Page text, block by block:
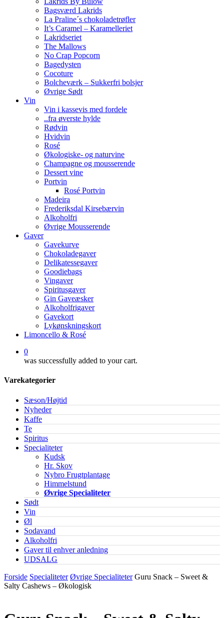
Bagsværd Lakrids
La Praline´s chokoladetrøfler
It’s Caramel – Karamelleriet
Lakridseriet
The Mallows
No Crap Popcorn
Bagedysten
Cocoture
Bolcheværk – Sukkerfri bolsjer
Øvrige Sødt
Vin
Vin i kassevis med fordele
..fra øverste hylde
Rødvin
Hvidvin
Rosé
Økologiske- og naturvine
Champagne og mousserende
Dessert vine
Portvin
Rosé Portvin
Madeira
Frederiksdal Kirsebærvin
Alkoholfri
Øvrige Mousserende
Gaver
Gavekurve
Chokoladegaver
Delikatessegaver
Goodiebags
Vingaver
Spiritusgaver
Gin Gaveæsker
Alkoholfrigaver
Gavekort
Lykønskningskort
Limoncello & Rosé
0
was successfully added to your cart.
Varekategorier
Sæson/Højtid
Nyheder
Kaffe
Te
Spiritus
Specialiteter
Kudsk
Hr. Skov
Nybro Frugtplantage
Himmelstund
Øvrige Specialiteter
Sødt
Vin
Øl
Sodavand
Alkoholfri
Gaver til enhver anledning
UDSALG
Forside Specialiteter Øvrige Specialiteter Guru Snack – Sweet &
Salty Cashews – Økologisk